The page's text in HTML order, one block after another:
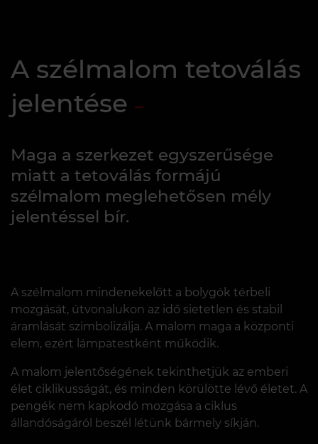
A szélmalom tetoválás
jelentése
Maga a szerkezet egyszerűsége
miatt a tetoválás formájú
szélmalom meglehetősen mély
jelentéssel bír.
A szélmalom mindenekelőtt a bolygók térbeli
mozgását, útvonalukon az idő sietetlen és stabil
áramlását szimbolizálja. A malom maga a központi
elem, ezért lámpatestként működik.
A malom jelentőségének tekinthetjük az emberi
élet ciklikusságát, és minden körülötte lévő életet. A
pengék nem kapkodó mozgása a ciklus
állandóságáról beszél létünk bármely síkján.